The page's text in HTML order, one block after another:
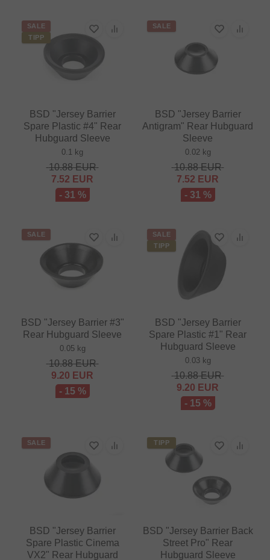
SALE
TIPP
BSD "Jersey Barrier
Spare Plastic #4" Rear
Hubguard Sleeve
0.1 kg
10.88EUR
7.52 EUR
- 31 %
SALE
BSD "Jersey Barrier
Antigram" Rear Hubguard
Sleeve
0.02 kg
10.88EUR
7.52 EUR
- 31 %
SALE
BSD "Jersey Barrier #3"
Rear Hubguard Sleeve
0.05 kg
10.88EUR
9.20 EUR
- 15 %
SALE
TIPP
BSD "Jersey Barrier
Spare Plastic #1" Rear
Hubguard Sleeve
0.03 kg
10.88EUR
9.20 EUR
- 15 %
SALE
BSD "Jersey Barrier
Spare Plastic Cinema
VX2" Rear Hubguard
TIPP
BSD "Jersey Barrier Back
Street Pro" Rear
Hubguard Sleeve